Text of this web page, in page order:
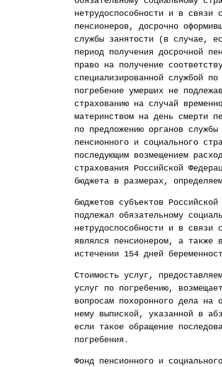
нетрудоспособности и в связи
пенсионеров, досрочно
службы занятости (в случае,
период получения досрочной
право на получение
специализированной службой
погребение умерших не
страхованию на случай
материнством на день смерти
по предложению органов
пенсионного и социального
последующим возмещением
страхования Российской
бюджета в размерах,
бюджетов субъектов
подлежал обязательному
нетрудоспособности и в
являлся пенсионером, а также
истечении 154 дней
Стоимость услуг,
услуг по погребению,
вопросам похоронного дела на
нему выпиской, указанной в
если такое обращение
погребения.
Фонд пенсионного и